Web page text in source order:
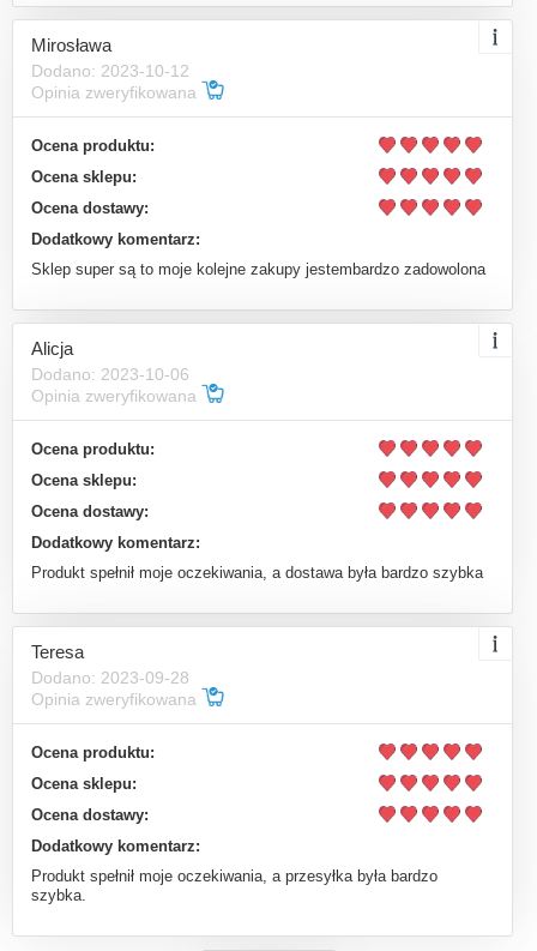
Mirosława
Dodano: 2023-10-12
Opinia zweryfikowana
Ocena produktu:
Ocena sklepu:
Ocena dostawy:
Dodatkowy komentarz:
Sklep super są to moje kolejne zakupy jestembardzo zadowolona
Alicja
Dodano: 2023-10-06
Opinia zweryfikowana
Ocena produktu:
Ocena sklepu:
Ocena dostawy:
Dodatkowy komentarz:
Produkt spełnił moje oczekiwania, a dostawa była bardzo szybka
Teresa
Dodano: 2023-09-28
Opinia zweryfikowana
Ocena produktu:
Ocena sklepu:
Ocena dostawy:
Dodatkowy komentarz:
Produkt spełnił moje oczekiwania, a przesyłka była bardzo
szybka.